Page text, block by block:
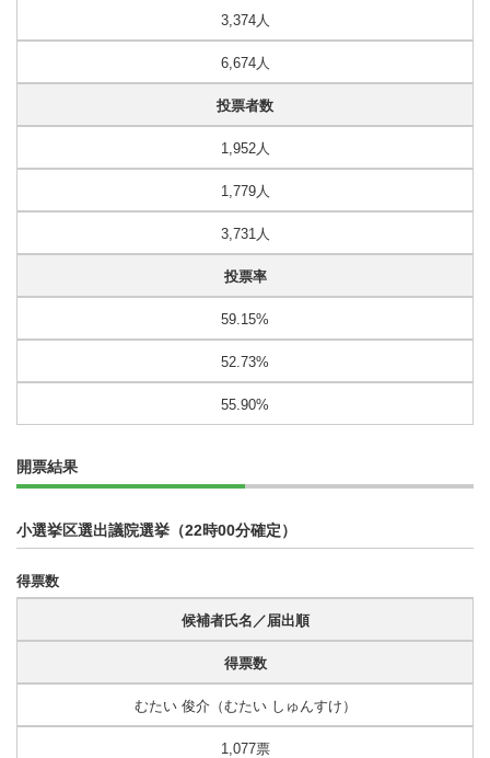
3,374人
6,674人
投票者数
1,952人
1,779人
3,731人
投票率
59.15%
52.73%
55.90%
開票結果
小選挙区選出議院選挙（22時00分確定）
得票数
候補者氏名／届出順
得票数
むたい 俊介（むたい しゅんすけ）
1,077票